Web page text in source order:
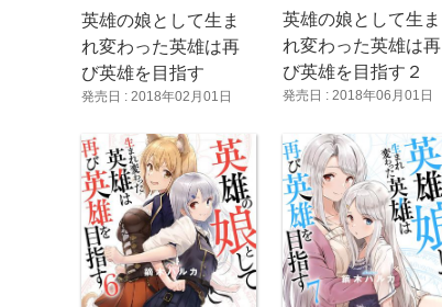
英雄の娘として生ま
れ変わった英雄は再
び英雄を目指す
発売日 : 2018年02月01日
英雄の娘として生ま
れ変わった英雄は再
び英雄を目指す２
発売日 : 2018年06月01日